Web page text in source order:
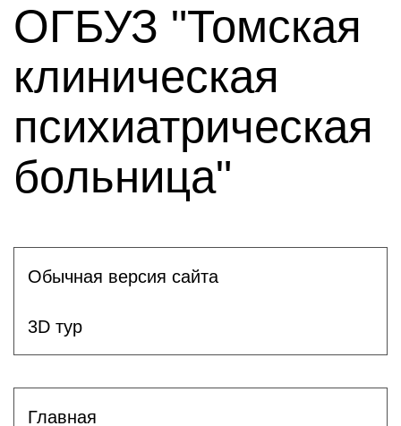
ОГБУЗ "Томская
клиническая
психиатрическая
больница"
Обычная версия сайта
3D тур
Главная